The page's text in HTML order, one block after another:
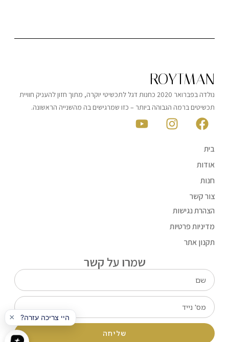
ROYTMAN
נולדה בפברואר 2020 כחנות דגל לתכשיטי יוקרה, מתוך חזון להעניק חוויית
תכשיטים ברמה הגבוהה ביותר – כזו שמרגישים בה מהשנייה הראשונה.
בית
אודות
חנות
צור קשר
הצהרת נגישות
מדיניות פרטיות
תקנון אתר
שמרו על קשר
שליחה